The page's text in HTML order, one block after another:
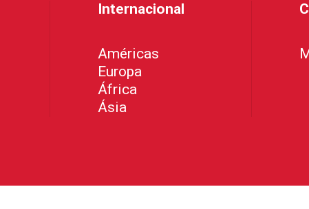
Internacional
Américas
Europa
África
Ásia